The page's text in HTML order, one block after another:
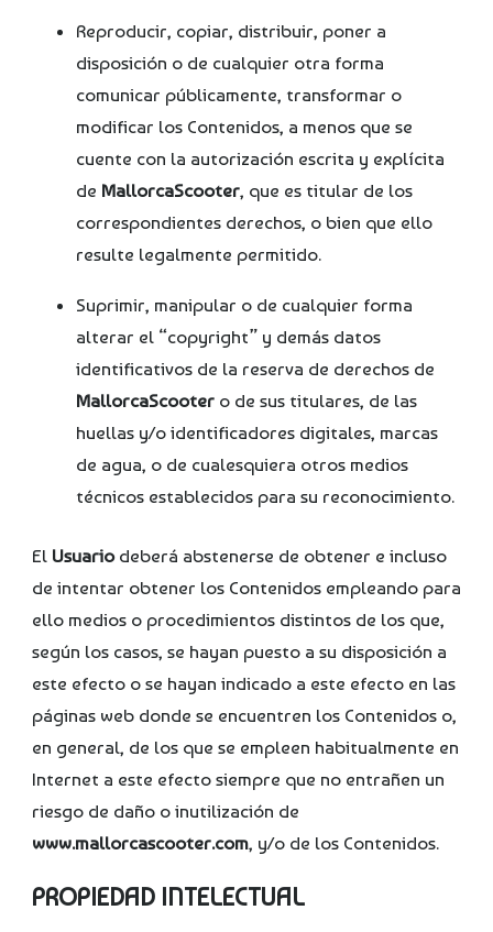
Reproducir, copiar, distribuir, poner a
disposición o de cualquier otra forma
comunicar públicamente, transformar o
modificar los Contenidos, a menos que se
cuente con la autorización escrita y explícita
de MallorcaScooter, que es titular de los
correspondientes derechos, o bien que ello
resulte legalmente permitido.
Suprimir, manipular o de cualquier forma
alterar el “copyright” y demás datos
identificativos de la reserva de derechos de
MallorcaScooter o de sus titulares, de las
huellas y/o identificadores digitales, marcas
de agua, o de cualesquiera otros medios
técnicos establecidos para su reconocimiento.
El Usuariodeberá abstenerse de obtener e incluso
de intentar obtener los Contenidos empleando para
ello medios o procedimientos distintos de los que,
según los casos, se hayan puesto a su disposición a
este efecto o se hayan indicado a este efecto en las
páginas web donde se encuentren los Contenidos o,
en general, de los que se empleen habitualmente en
Internet a este efecto siempre que no entrañen un
riesgo de daño o inutilización de
www.mallorcascooter.com, y/o de los Contenidos.
PROPIEDAD INTELECTUAL